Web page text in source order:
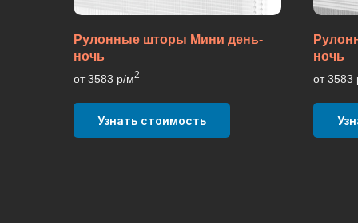
Рулонные шторы Мини день-
ночь
от 3583 р/м2
Узнать стоимость
ночь
от 3583